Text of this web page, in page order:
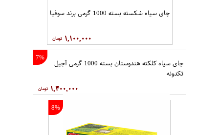
چای سیاه شکسته بسته 1000 گرمی برند سوفیا
۱,۱۰۰,۰۰۰
7%
چای سیاه کلکته هندوستان بسته 1000 گرمی آجیل
تکدونه
۱,۴۰۰,۰۰۰
8%